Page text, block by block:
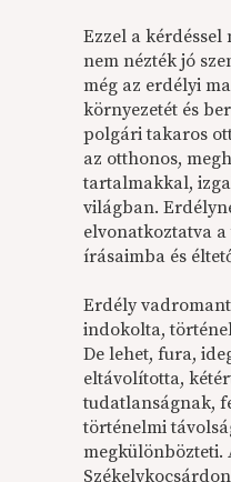
Ezzel a
nem nézték jó
még az erdélyi
környezetét és
polgári takaros
az otthonos,
tartalmakkal,
világban.
elvonatkoztatva
írásaimba és
Erdély
indokolta,
De lehet, fura,
eltávolította,
tudatlanságnak,
történelmi